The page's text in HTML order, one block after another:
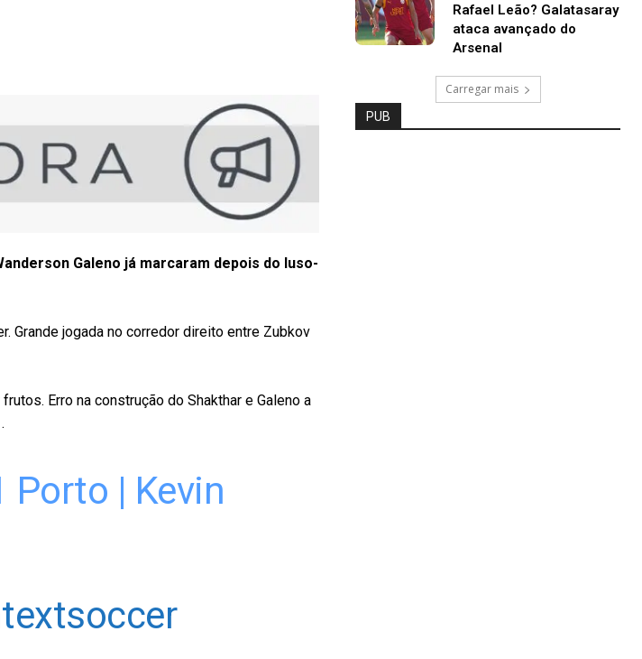
Galeno já marcaram depois do luso-
Grande jogada no corredor direito entre Zubkov
Erro na construção do Shakthar e Galeno a
Porto | Kevin
Rafael Leão? Galatasaray
ataca avançado do
Arsenal
Carregar mais
PUB